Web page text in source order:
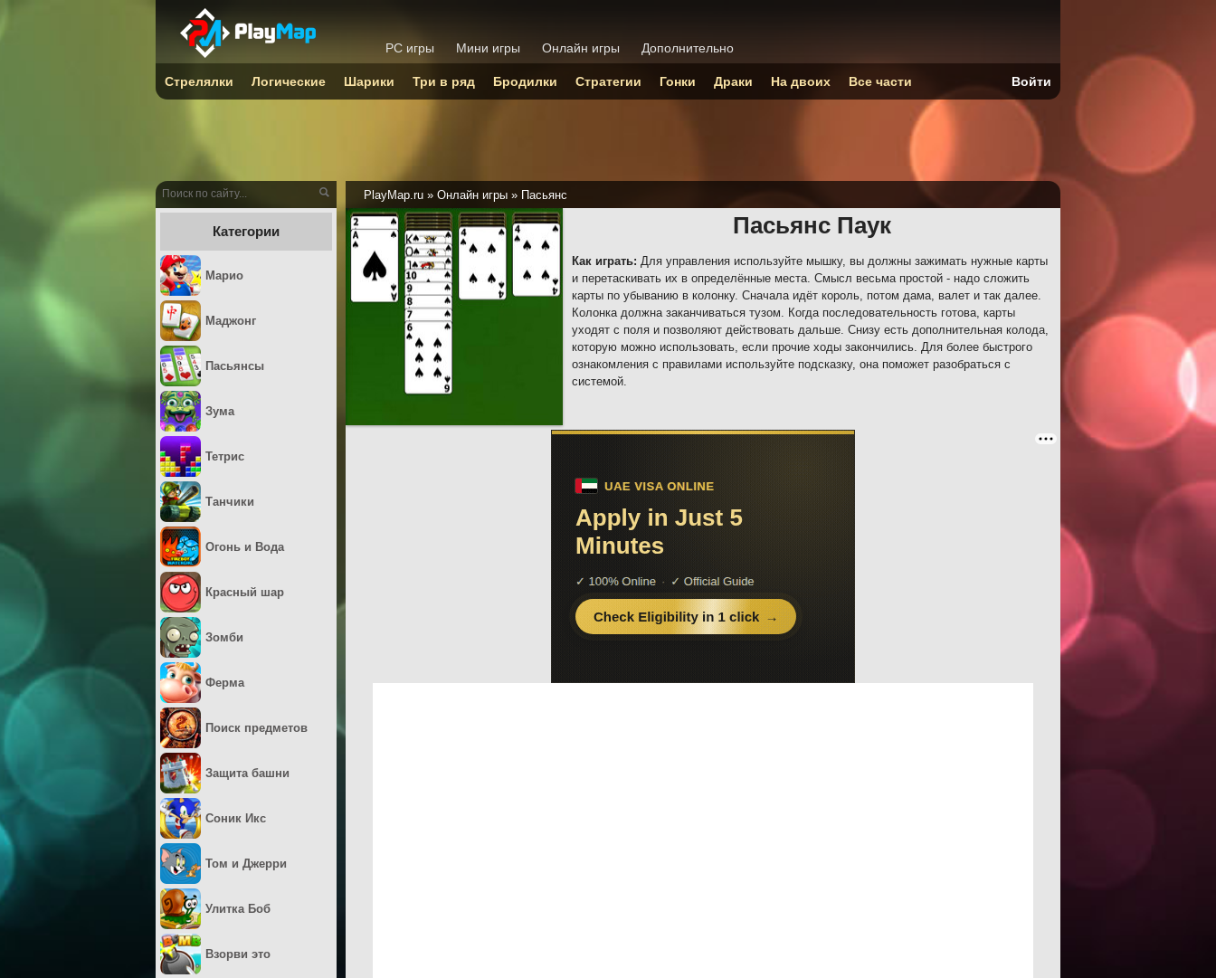
PlayMap.ru » Онлайн игры » Пасьянс
Пасьянс Паук
Как играть: Для управления используйте мышку, вы должны зажимать нужные карты
и перетаскивать их в определённые места. Смысл весьма простой - надо сложить
карты по убыванию в колонку. Сначала идёт король, потом дама, валет и так далее.
Колонка должна заканчиваться тузом. Когда последовательность готова, карты
уходят с поля и позволяют действовать дальше. Снизу есть дополнительная колода,
которую можно использовать, если прочие ходы закончились. Для более быстрого
ознакомления с правилами используйте подсказку, она поможет разобраться с
системой.
Категории
Марио
Маджонг
Пасьянсы
Зума
Тетрис
Танчики
Огонь и Вода
Красный шар
Зомби
Ферма
Поиск предметов
Защита башни
Соник Икс
Том и Джерри
Улитка Боб
Взорви это
PC игры Мини игры Онлайн игры Дополнительно
Стрелялки Логические Шарики Три в ряд Бродилки Стратегии Гонки Драки На двоих Все части Войти